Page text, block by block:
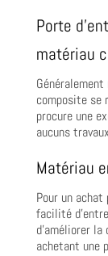
Porte
matériau
composite se
procure une
aucuns
Matériau
Pour un
facilité
d’améliorer
achetant une